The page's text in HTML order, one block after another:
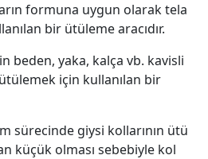
formuna uygun olarak tela
bir ütüleme aracıdır.
beden, yaka, kalça vb. kavisli
ütülemek için kullanılan bir
sürecinde giysi kollarının ütü
küçük olması sebebiyle kol